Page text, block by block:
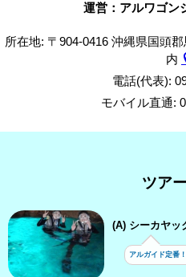
運営：アルワゴン
所在地: 〒904-0416 沖縄県国頭
内
電話(代表):
モバイル直通:
ツア
(A) シーカヤッ
アルガイド定番